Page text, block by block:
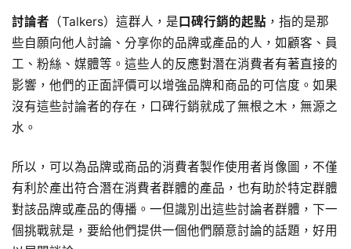
討論者 （Talkers）這群人，是口碑行銷的起點 ，指的是那
些自願向他人討論、分享你的品牌或產品的人，如顧客、員
工、粉絲、媒體等。這些人的反應對潛在消費者有著直接的
影響，他們的正面評價可以增強品牌和商品的可信度。如果
沒有這些討論者的存在，口碑行銷就成了無根之木，無源之
水。
所以，可以為品牌或商品的消費者製作使用者肖像圖，不僅
有利於產出符合潛在消費者群體的產品，也有助於特定群體
對該品牌或產品的傳播。一但識別出這些討論者群體，下一
個挑戰就是，要給他們提供一個他們願意討論的話題，好用